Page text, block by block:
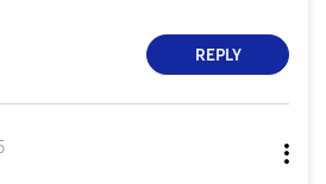
REPLY